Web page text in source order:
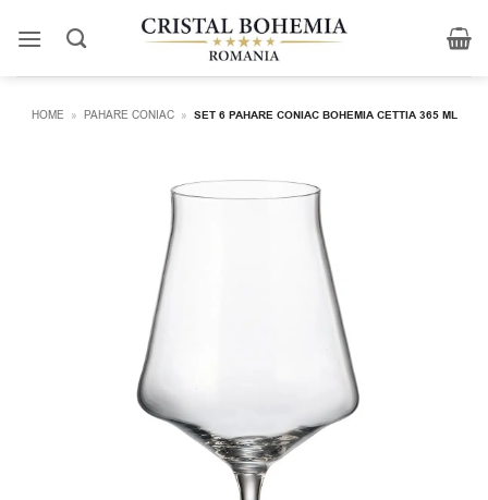
HOME » PAHARE CONIAC » SET 6 PAHARE CONIAC BOHEMIA CETTIA 365 ML